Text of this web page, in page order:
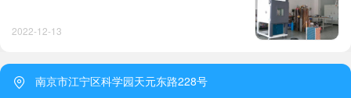
2022-12-13
南京市江宁区科学园天元东路228号